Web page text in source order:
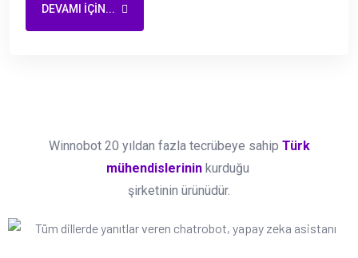
DEVAMI IÇIN...
Winnobot 20 yıldan fazla tecrübeye sahip Türk
mühendislerininkurduğu
şirketinin ürünüdür.